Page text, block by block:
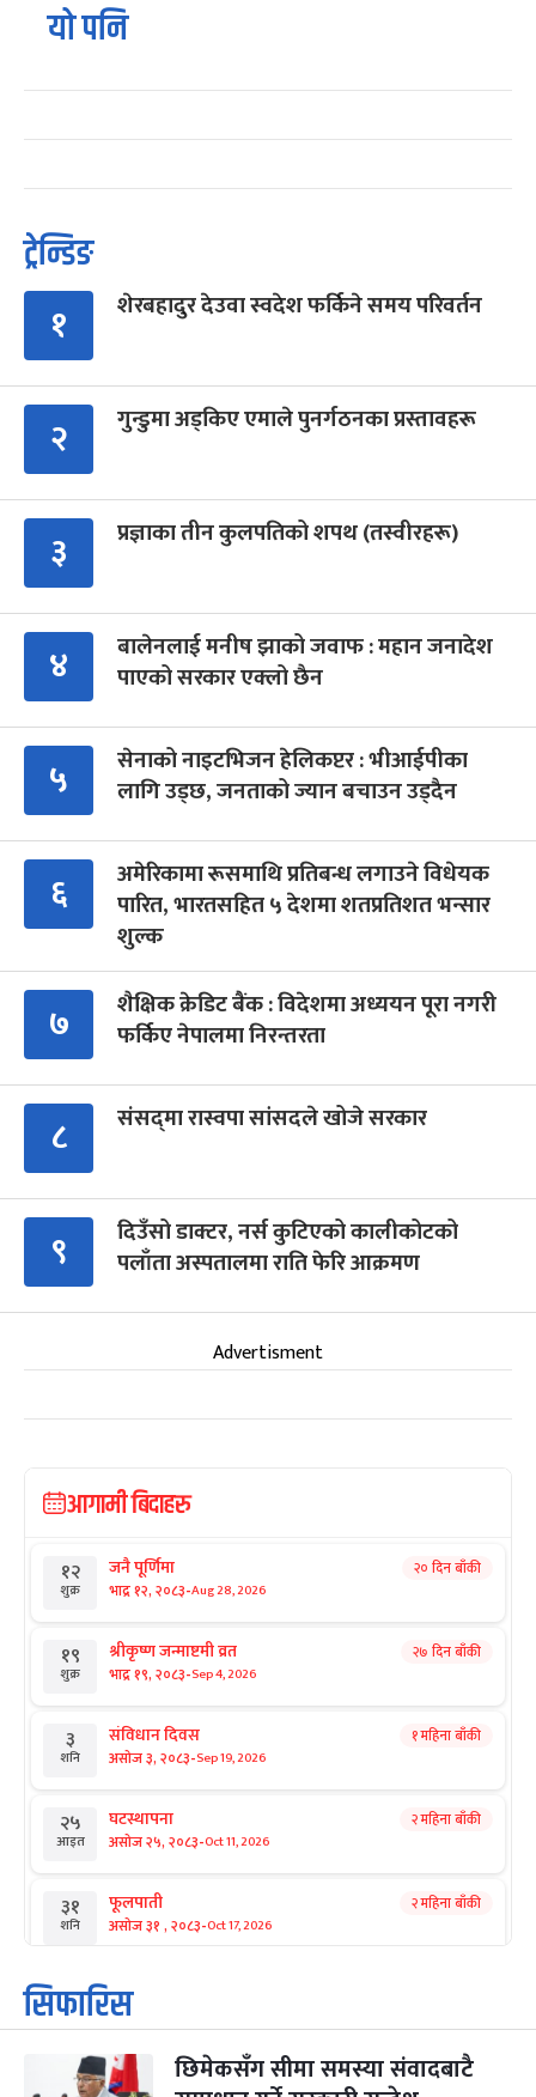
यो पनि
ट्रेन्डिङ
१ शेरबहादुर देउवा स्वदेश फर्किने समय परिवर्तन
२ गुन्डुमा अड्किए एमाले पुनर्गठनका प्रस्तावहरू
३ प्रज्ञाका तीन कुलपतिको शपथ (तस्वीरहरू)
४
बालेनलाई मनीष झाको जवाफ : महान जनादेश
पाएको सरकार एक्लो छैन
५
सेनाको नाइटभिजन हेलिकप्टर : भीआईपीका
लागि उड्छ, जनताको ज्यान बचाउन उड्दैन
६
अमेरिकामा रूसमाथि प्रतिबन्ध लगाउने विधेयक
पारित, भारतसहित ५ देशमा शतप्रतिशत भन्सार
शुल्क
७
शैक्षिक क्रेडिट बैंक : विदेशमा अध्ययन पूरा नगरी
फर्किए नेपालमा निरन्तरता
८ संसद्‍मा रास्वपा सांसदले खोजे सरकार
९
दिउँसो डाक्टर, नर्स कुटिएको कालीकोटको
पलाँता अस्पतालमा राति फेरि आक्रमण
Advertisment
आगामी बिदाहरु
१२
शुक्र
जनै पूर्णिमा
भाद्र १२, २०८३-Aug 28, 2026
२० दिन बाँकी
१९
शुक्र
श्रीकृष्ण जन्माष्टमी व्रत
भाद्र १९, २०८३-Sep 4, 2026
२७ दिन बाँकी
३
शनि
संविधान दिवस
असोज ३, २०८३-Sep 19, 2026
१ महिना बाँकी
२५
आइत
घटस्थापना
असोज २५, २०८३-Oct 11, 2026
२ महिना बाँकी
३१
शनि
फूलपाती
असोज ३१ , २०८३-Oct 17, 2026
२ महिना बाँकी
१
आइत
कार्तिक सङ्क्रान्ति
कार्तिक १, २०८३
३ महानवमी २ महिना बाँकी
सिफारिस
छिमेकसँग सीमा समस्या संवादबाटै